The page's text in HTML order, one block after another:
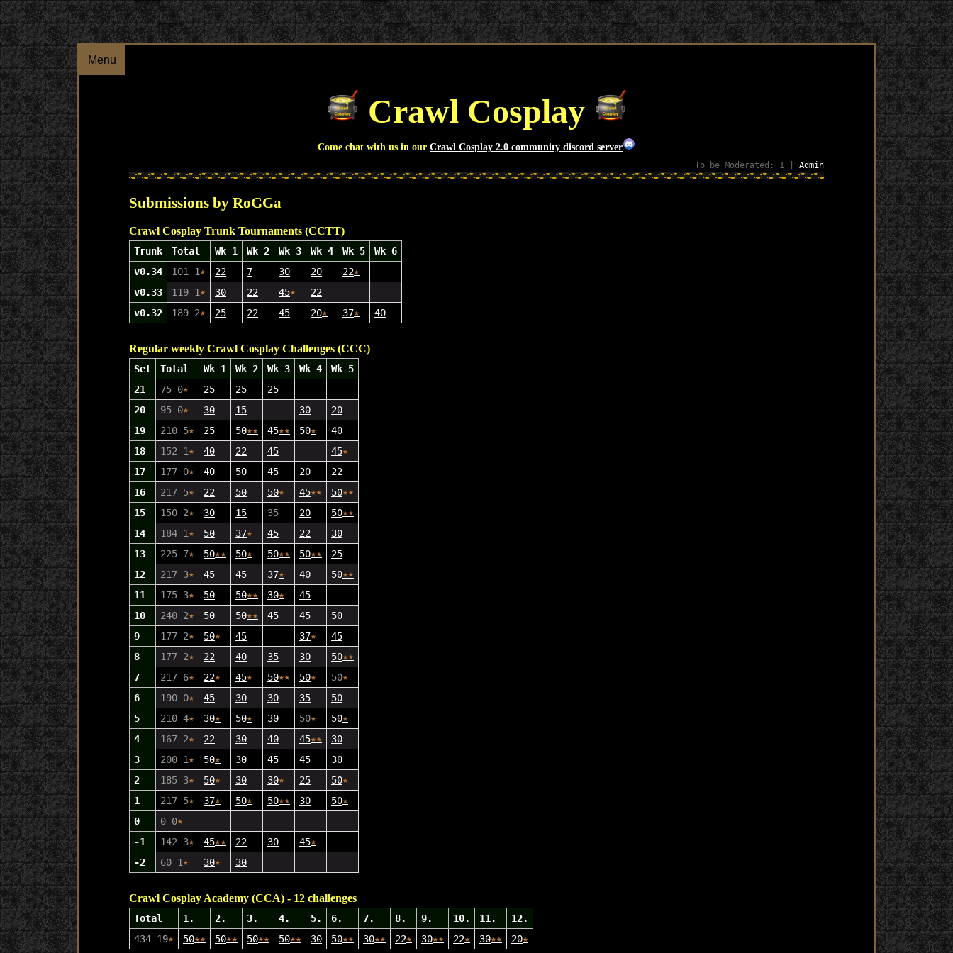
Menu
Crawl Cosplay
Come chat with us in our Crawl Cosplay 2.0 community discord server
To be Moderated: 1 | Admin
Submissions by RoGGa
Crawl Cosplay Trunk Tournaments (CCTT)
Trunk Total Wk 1 Wk 2 Wk 3 Wk 4 Wk 5
Wk 6
v0.34
101 1 ★ 22 7 30 20 22★
v0.33 119 1 ★ 30 22 45★
22
v0.32
189 2★ 25 22 45 20★ 37★ 40
Regular weekly Crawl Cosplay Challenges (CCC)
Set Total Wk 1 Wk 2 Wk 3 Wk 4
Wk 5
21
75 0★ 25 25
25
20
95 0★ 30 15 30
20
19
210 5★ 25 50★★ 45★★ 50★
40
18
152 1 ★ 40 22 45 45★
17 177 0★ 40 50 45 20
22
16
217 5★ 22 50 50★ 45★★ 50★★
15 150 2★ 30 15 35 20 50★★
14 184 1 ★ 50 37★ 45 22
30
13
225 7★ 50★★ 50★ 50★★ 50★★
25
12
217 3★ 45 45 37★ 40 50★★
11 175 3★ 50 50★★ 30★
45
10
240 2★ 50 50★★ 45 45
50
9
177 2★ 50★ 45 37★
45
8
177 2★ 22 40 35 30 50★★
7 217 6★ 22★ 45★ 50★★ 50★ 50★
6 190 0★ 45 30 30 35
50
5
210 4★ 30★ 50★ 30 50★ 50★
4 167 2★ 22 30 40 45★★
30
3
200 1 ★ 50★ 30 45 45
30
2
185 3★ 50★ 30 30★ 25 50★
1 217 5★ 37★ 50★ 50★★ 30 50★
0 0 0★
-1 142 3★ 45★★ 22 30 45★
-2 60 1 ★ 30★ 30
Crawl Cosplay Academy (CCA) - 12 challenges
Total 1. 2. 3. 4. 5. 6. 7. 8. 9. 10. 11.
12.
434 19★ 50★★ 50★★ 50★★ 50★★ 30 50★★ 30★★ 22★ 30★★ 22★ 30★★ 20★